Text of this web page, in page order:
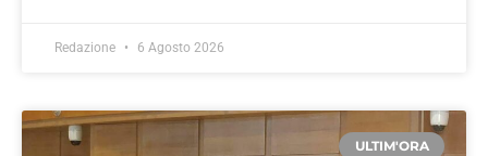
Redazione 6 Agosto 2026
ULTIM'ORA